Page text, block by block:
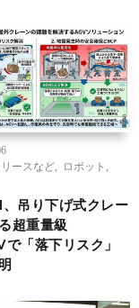
ースなど
ロボット
吊り下げ式クレー
超重量級
「落下リスク」